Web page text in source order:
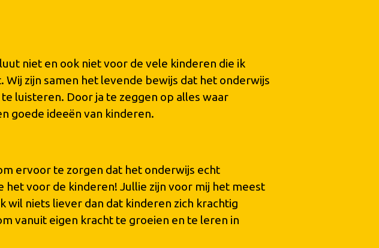
niet en ook niet voor de vele kinderen die ik
zijn samen het levende bewijs dat het onderwijs
luisteren. Door ja te zeggen op alles waar
goede ideeën van kinderen.
ervoor te zorgen dat het onderwijs echt
voor de kinderen! Jullie zijn voor mij het meest
wil niets liever dan dat kinderen zich krachtig
vanuit eigen kracht te groeien en te leren in